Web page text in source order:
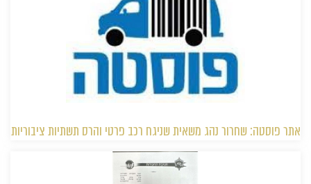
אתר פוסטה: שחרור נהג משאית שניגח רכב פרטי והרס תשתיות ציבוריות